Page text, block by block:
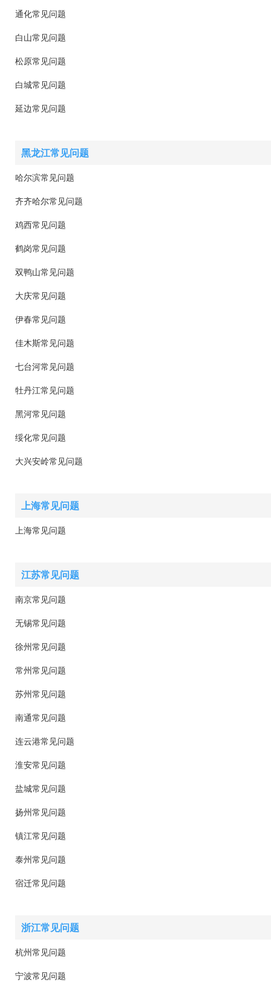
通化常见问题
白山常见问题
松原常见问题
白城常见问题
延边常见问题
黑龙江常见问题
哈尔滨常见问题
齐齐哈尔常见问题
鸡西常见问题
鹤岗常见问题
双鸭山常见问题
大庆常见问题
伊春常见问题
佳木斯常见问题
七台河常见问题
牡丹江常见问题
黑河常见问题
绥化常见问题
大兴安岭常见问题
上海常见问题
上海常见问题
江苏常见问题
南京常见问题
无锡常见问题
徐州常见问题
常州常见问题
苏州常见问题
南通常见问题
连云港常见问题
淮安常见问题
盐城常见问题
扬州常见问题
镇江常见问题
泰州常见问题
宿迁常见问题
浙江常见问题
杭州常见问题
宁波常见问题